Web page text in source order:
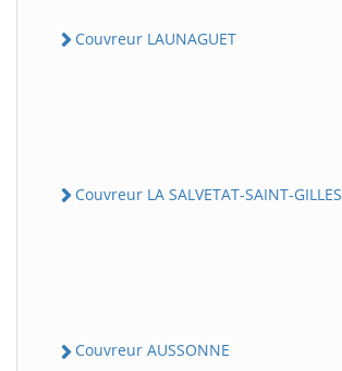
Couvreur LAUNAGUET
Couvreur LA SALVETAT-SAINT-GILLES
Couvreur AUSSONNE